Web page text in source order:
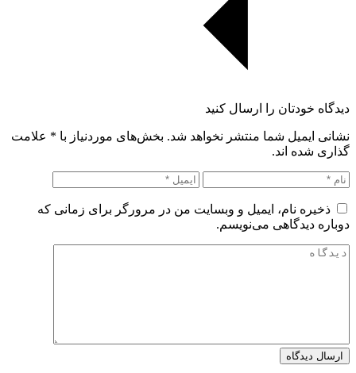
دیدگاه خودتان را ارسال کنید
نشانی ایمیل شما منتشر نخواهد شد. بخش‌های موردنیاز با * علامت
گذاری شده اند.
ذخیره نام، ایمیل و وبسایت من در مرورگر برای زمانی که
دوباره دیدگاهی می‌نویسم.